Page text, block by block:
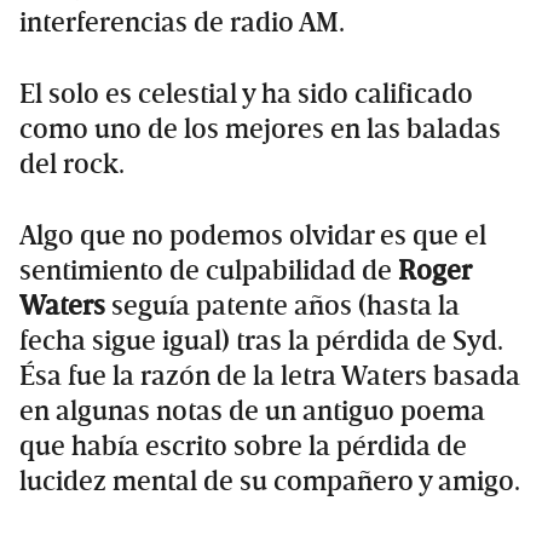
interferencias de radio AM.
El solo es celestial y ha sido calificado
como uno de los mejores en las baladas
del rock.
Algo que no podemos olvidar es que el
sentimiento de culpabilidad de Roger
Waters seguía patente años (hasta la
fecha sigue igual) tras la pérdida de Syd.
Ésa fue la razón de la letra Waters basada
en algunas notas de un antiguo poema
que había escrito sobre la pérdida de
lucidez mental de su compañero y amigo.